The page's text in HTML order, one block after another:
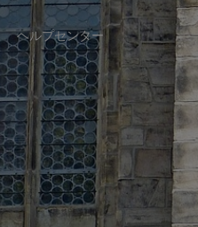
ヘルプセンター